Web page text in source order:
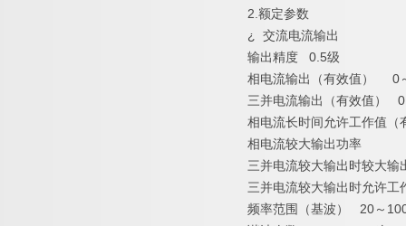
2.额定参数
¿ 交流电流输出
输出精度 0.5级
相电流输出（有效值） 0
三并电流输出（有效值）
相电流长时间允许工作值（
相电流较大输出功率
三并电流较大输出时较大
三并电流较大输出时允许
频率范围（基波） 20～